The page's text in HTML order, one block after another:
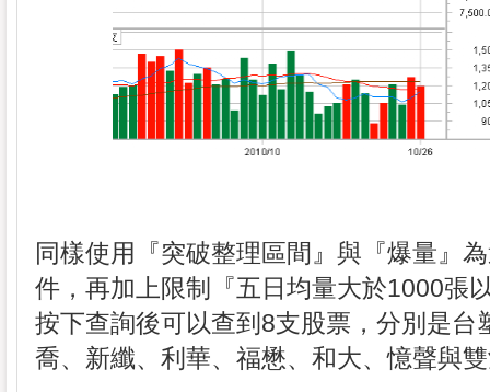
同樣使用『突破整理區間』與『爆量』
件，再加上限制『五日均量大於1000張
按下查詢後可以查到8支股票，分別是台
喬、新纖、利華、福懋、和大、憶聲與